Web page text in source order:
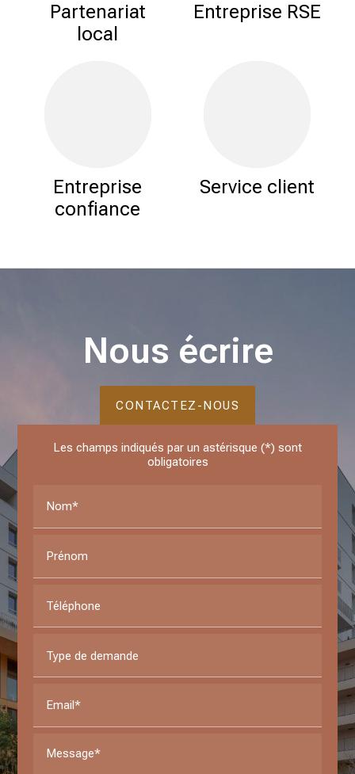
Partenariat
local
Entreprise RSE
Entreprise
confiance
Service client
Nous écrire
CONTACTEZ-NOUS
Les champs indiqués par un astérisque (*) sont
obligatoires
Nom*
Prénom
Téléphone
Type de demande
Email*
Message*